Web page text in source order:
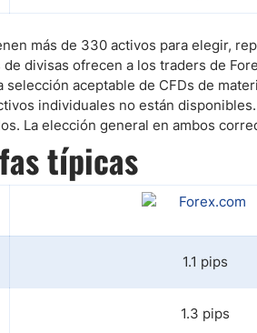
más de 330 activos para elegir,
divisas ofrecen a los traders de
selección aceptable de CFDs de
individuales no están
La elección general en ambos
típicas
1.1 pips
1.3 pips